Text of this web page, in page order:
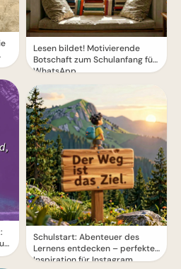
Lesen bildet! Motivierende
Botschaft zum Schulanfang für
WhatsApp
Schulstart: Abenteuer des
Lernens entdecken – perfekte
Inspiration für Instagram